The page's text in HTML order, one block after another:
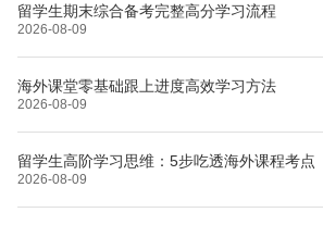
留学生期末综合备考完整高分学习流程
2026-08-09
海外课堂零基础跟上进度高效学习方法
2026-08-09
留学生高阶学习思维：5步吃透海外课程考点
2026-08-09